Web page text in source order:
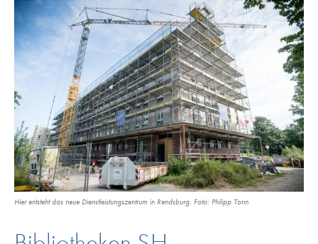
Hier entsteht das neue Dienstleistungszentrum in Rendsburg. Foto: Philipp Tonn